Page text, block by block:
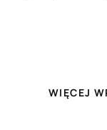
WIĘCEJ